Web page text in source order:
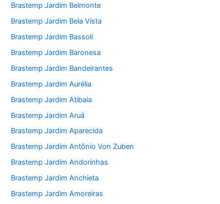
Brastemp Jardim Belmonte
Brastemp Jardim Bela Vista
Brastemp Jardim Bassoli
Brastemp Jardim Baronesa
Brastemp Jardim Bandeirantes
Brastemp Jardim Aurélia
Brastemp Jardim Atibaia
Brastemp Jardim Aruá
Brastemp Jardim Aparecida
Brastemp Jardim Antônio Von Zuben
Brastemp Jardim Andorinhas
Brastemp Jardim Anchieta
Brastemp Jardim Amoreiras